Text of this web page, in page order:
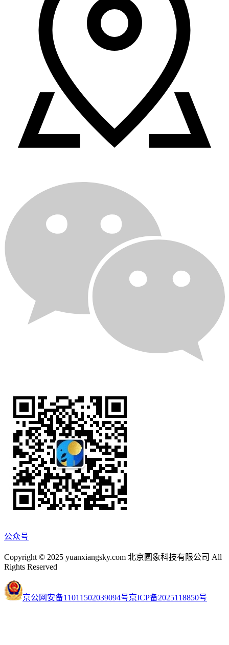
公众号
Copyright © 2025 yuanxiangsky.com 北京圆象科技有限公司 All
Rights Reserved
京公网安备11011502039094号京ICP备2025118850号